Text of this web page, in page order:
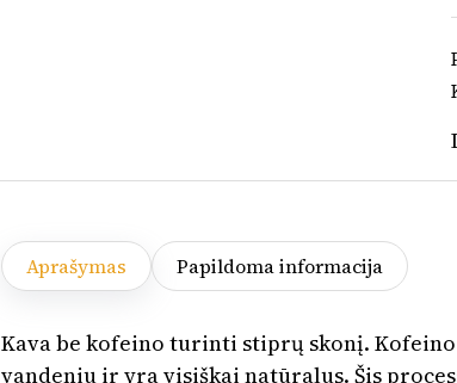
Aprašymas Papildoma informacija
Kava be kofeino turinti stiprų skonį.
vandeniu ir yra visiškai natūralus. Šis